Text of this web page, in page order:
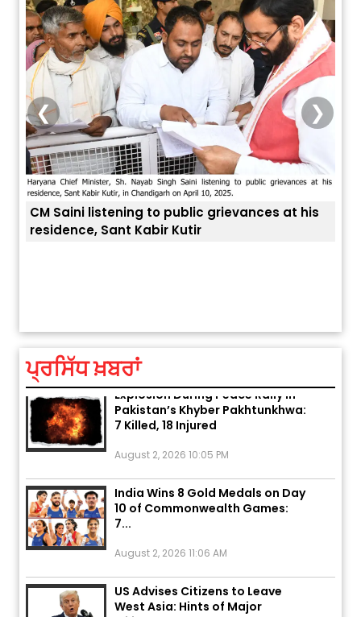
CM Saini listening to public grievances at his
residence, Sant Kabir Kutir
❮ ❯
ਪ੍ਰਸਿੱਧ ਖ਼ਬਰਾਂExplosion During Peace Rally in
Pakistan’s Khyber Pakhtunkhwa:
7 Killed, 18 Injured
India Wins 8 Gold Medals on Day
10 of Commonwealth Games:
7...
US Advises Citizens to Leave
West Asia: Hints of Major
Military Attack...